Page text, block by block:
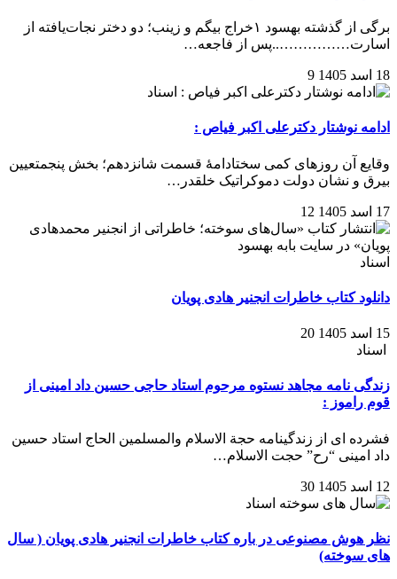
برگی از گذشته بهسود ۱خراج بیگم و زینب؛ دو دختر نجات‌یافته از
اسارت……………..‌‌‌پس از فاجعه…
18 اسد 1405
9
اسناد
ادامه نوشتار دکترعلی اکبر فیاص :
وقایع آن روزهای کمی سختادامهٔ قسمت شانزدهم؛ بخش پنجمتعیین
بیرق و نشان دولت دموکراتیک خلقدر…
17 اسد 1405 12
اسناد
دانلود کتاب خاطرات انجنیر هادی پویان
15 اسد 1405
20
اسناد
زندگی نامه مجاهد نستوه مرحوم استاد حاجی حسین داد امینی از
قوم راموز :
فشرده ای از زندگینامه حجة الاسلام والمسلمین الحاج استاد حسین
داد امینی “رح” حجت الاسلام…
12 اسد 1405
30
اسناد
نظر هوش مصنوعی در باره کتاب خاطرات انجنیر هادی پویان ( سال
های سوخته)